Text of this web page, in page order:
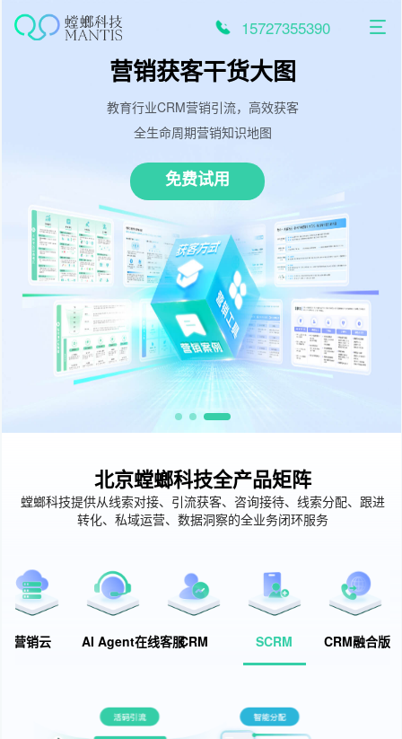
15727355390
营销获客干货大图
教育行业CRM营销引流，高效获客
全生命周期营销知识地图
免费试用
北京螳螂科技全产品矩阵
螳螂科技提供从线索对接、引流获客、咨询接待、线索分配、跟进
转化、私域运营、数据洞察的全业务闭环服务
营销云 AI Agent在线客服CRM SCRM CRM融合版